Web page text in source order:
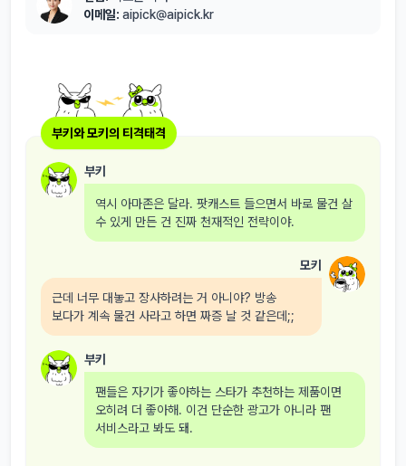
이메일: aipick@aipick.kr
부키와 모키의 티격태격
부키
역시 아마존은 달라. 팟캐스트 들으면서 바로 물건 살
수 있게 만든 건 진짜 천재적인 전략이야.
모키
근데 너무 대놓고 장사하려는 거 아니야? 방송
보다가 계속 물건 사라고 하면 짜증 날 것 같은데;;
부키
팬들은 자기가 좋아하는 스타가 추천하는 제품이면
오히려 더 좋아해. 이건 단순한 광고가 아니라 팬
서비스라고 봐도 돼.